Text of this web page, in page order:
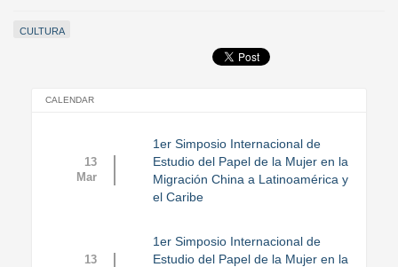
CULTURA
CALENDAR
13
Mar
1er Simposio Internacional de
Estudio del Papel de la Mujer en la
Migración China a Latinoamérica y
el Caribe
13
1er Simposio Internacional de
Estudio del Papel de la Mujer en la